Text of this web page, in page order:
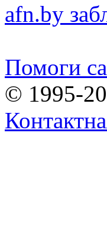
afn.by
Помоги
© 1995-